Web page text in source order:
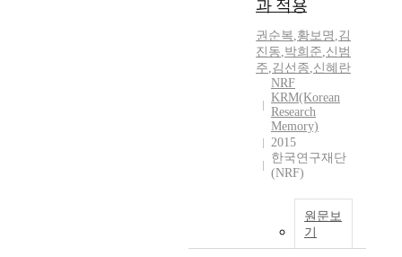
과 적용
권순복,황보명 ,김
진동,박희준,신범
주,김선종,신혜란
NRF
KRM(Korean
Research
Memory)
2015
한국연구재단
(NRF)
원문보
기